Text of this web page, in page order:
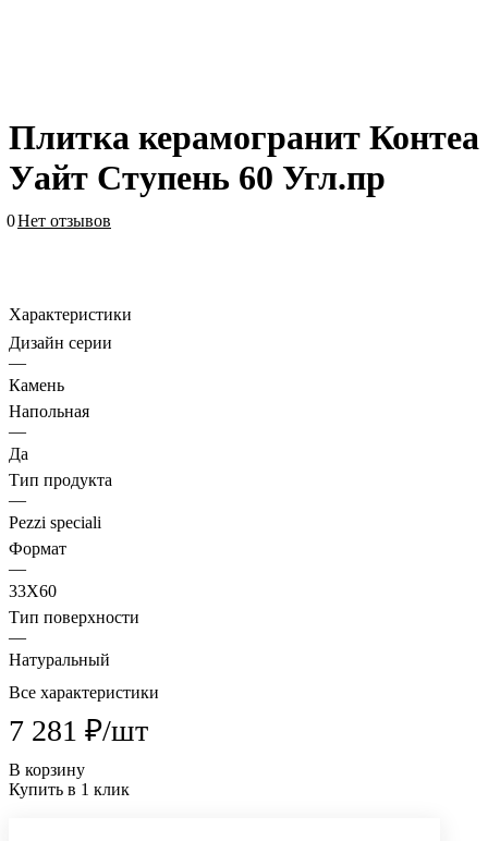
Плитка керамогранит Контеа
Уайт Ступень 60 Угл.пр
0Нет отзывов
Характеристики
Дизайн серии
—
Камень
Напольная
—
Да
Тип продукта
—
Pezzi speciali
Формат
—
33X60
Тип поверхности
—
Натуральный
Все характеристики
7 281 ₽/шт
В корзину
Купить в 1 клик